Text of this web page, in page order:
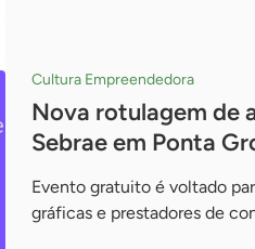
Cultura Empreendedora
Nova rotulagem de
Sebrae em Ponta
Evento gratuito é voltado
gráficas e prestadores de